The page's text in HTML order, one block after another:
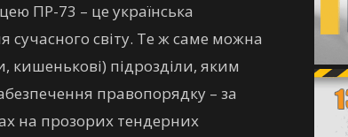
ПР-73 – це українська
світу. Те ж саме можна
кишенькові) підрозділи, яким
правопорядку – за
на прозорих тендерних